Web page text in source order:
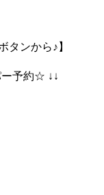
タンから♪】
予約☆ ↓↓